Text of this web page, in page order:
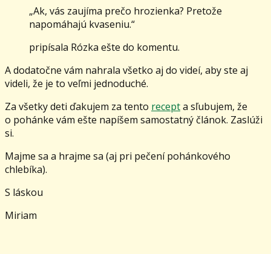
„Ak, vás zaujíma prečo hrozienka? Pretože
napomáhajú kvaseniu.“
pripísala Rózka ešte do komentu.
A dodatočne vám nahrala všetko aj do videí, aby ste aj
videli, že je to veľmi jednoduché.
Za všetky deti ďakujem za tento recepta sľubujem, že
o pohánke vám ešte napíšem samostatný článok. Zaslúži
si.
Majme sa a hrajme sa (aj pri pečení pohánkového
chlebíka).
S láskou
Miriam